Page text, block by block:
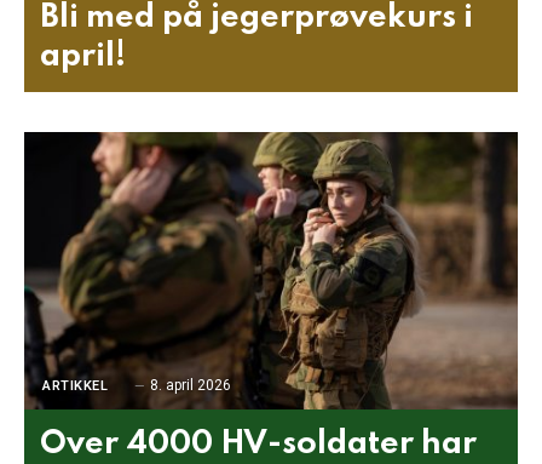
Bli med på jegerprøvekurs i
april!
ARTIKKEL 8. april 2026
Over 4000 HV-soldater har